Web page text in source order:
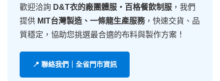
歡迎洽詢 D&T衣的廠團體服・百格餐飲制服 ，我們
提供 MIT台灣製造、一條龍生產服務，快速交貨、品
質穩定，協助您挑選最合適的布料與製作方案！
📍 聯絡我們｜全省門市資訊